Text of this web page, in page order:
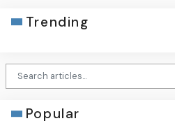
Trending
Popular